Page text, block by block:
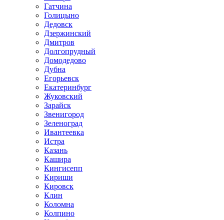
Гатчина
Голицыно
Дедовск
Дзержинский
Дмитров
Долгопрудный
Домодедово
Дубна
Егорьевск
Екатеринбург
Жуковский
Зарайск
Звенигород
Зеленоград
Ивантеевка
Истра
Казань
Кашира
Кингисепп
Кириши
Кировск
Клин
Коломна
Колпино